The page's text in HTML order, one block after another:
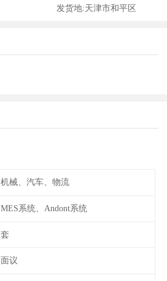
发货地:天津市和平区
机械、汽车、物流
MES系统、Andont系统
套
面议